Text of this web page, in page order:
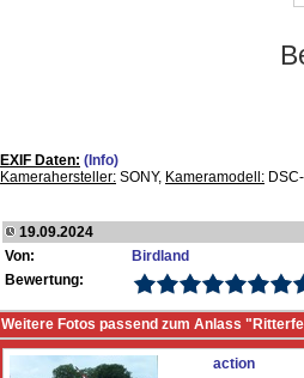
EXIF Daten: (Info)
Kamerahersteller: SONY, Kameramodell:
19.09.2024
Von:
Birdland
Bewertung:
Weitere Fotos passend zum Anlass
action